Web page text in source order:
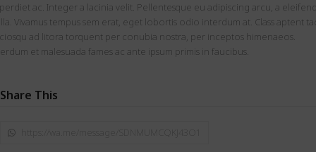
ac. Integer a lacinia velit. Pellentesque eu adipiscing arcu, a
Vivamus tempus sem erat, eget lobortis odio interdum at. Class aptent
ad litora torquent per conubia nostra, per inceptos himenaeos.
et malesuada fames ac ante ipsum primis in faucibus.
Share This